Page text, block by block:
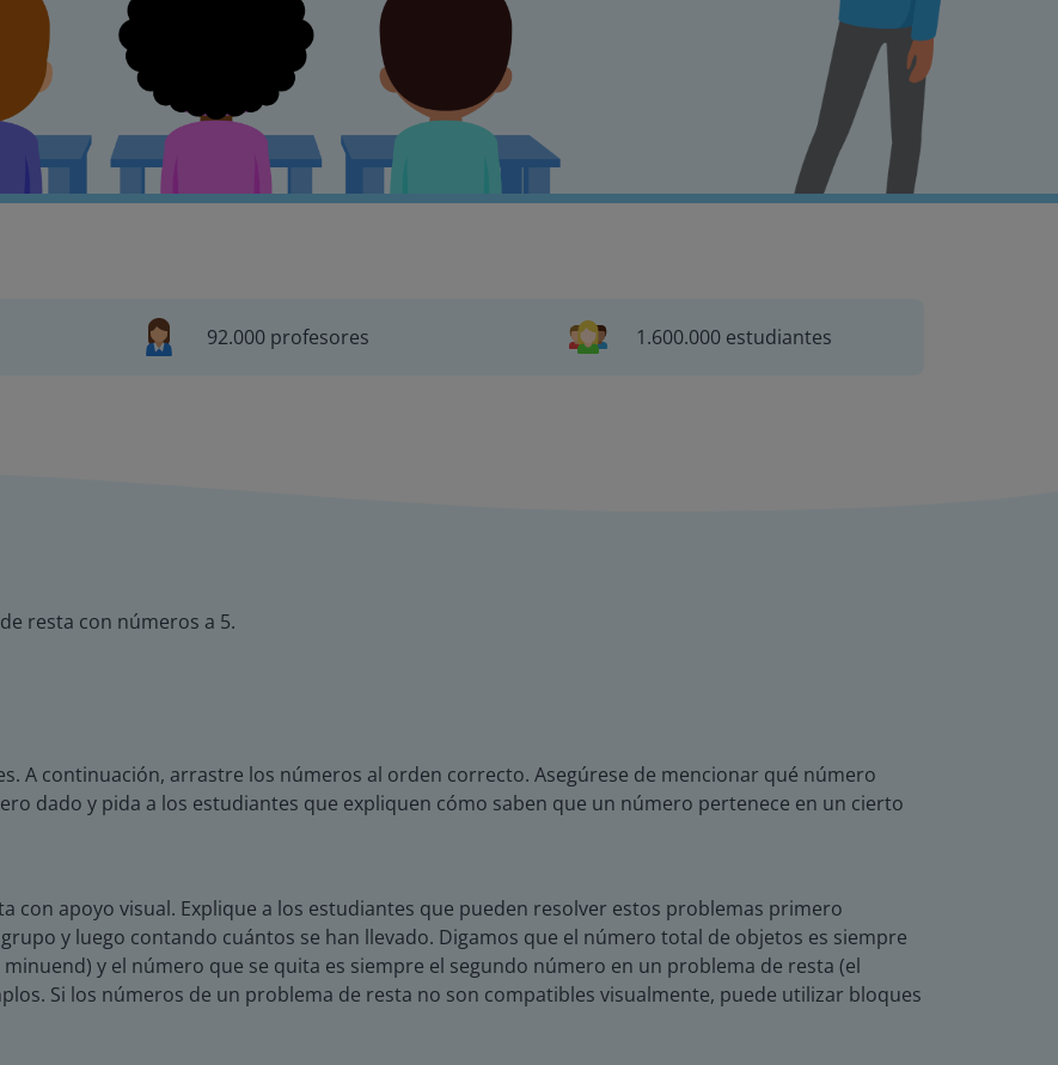
92.000 profesores 1.600.000 estudiantes
resta con números a 5.
A continuación, arrastre los números al orden correcto. Asegúrese de mencionar qué número
dado y pida a los estudiantes que expliquen cómo saben que un número pertenece en un cierto
con apoyo visual. Explique a los estudiantes que pueden resolver estos problemas primero
y luego contando cuántos se han llevado. Digamos que el número total de objetos es siempre
y el número que se quita es siempre el segundo número en un problema de resta (el
Si los números de un problema de resta no son compatibles visualmente, puede utilizar bloques